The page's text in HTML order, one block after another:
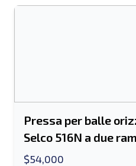
Pressa per balle
Selco 516N a due
$54,000